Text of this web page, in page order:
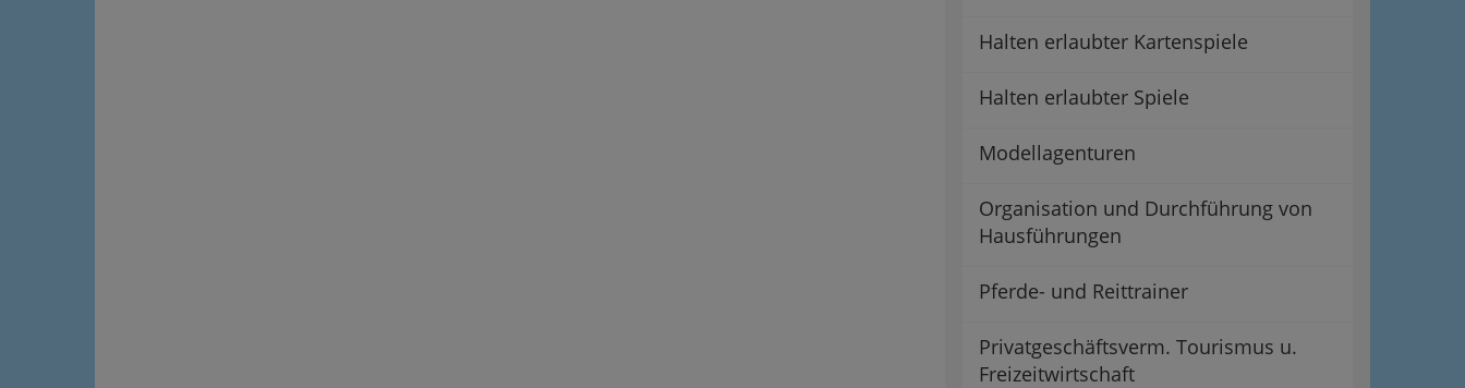
Halten erlaubter Kartenspiele
Halten erlaubter Spiele
Modellagenturen
Organisation und Durchführung von
Hausführungen
Pferde- und Reittrainer
Privatgeschäftsverm. Tourismus u.
Freizeitwirtschaft